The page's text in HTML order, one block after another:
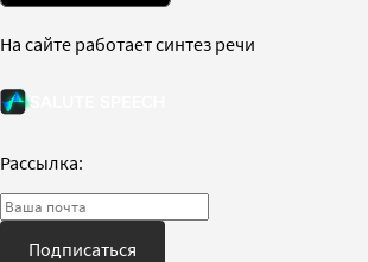
На сайте работает синтез речи
Рассылка:
Подписаться